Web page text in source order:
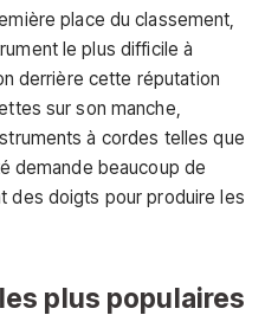
place du classement,
le plus difficile à
derrière cette réputation
sur son manche,
à cordes telles que
demande beaucoup de
des doigts pour produire les
plus populaires